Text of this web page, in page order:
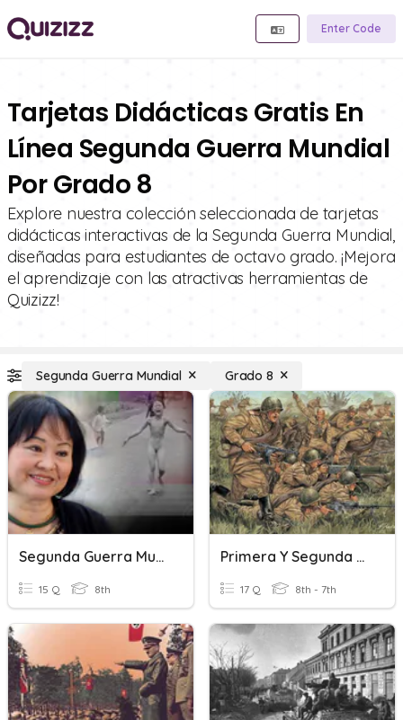
Enter Code
Tarjetas Didácticas Gratis En
Línea Segunda Guerra Mundial
Por Grado 8
Explore nuestra colección seleccionada de tarjetas
didácticas interactivas de la Segunda Guerra Mundial,
diseñadas para estudiantes de octavo grado. ¡Mejora
el aprendizaje con las atractivas herramientas de
Quizizz!
Segunda Guerra Mundial Grado 8
Segunda Guerra Mundial
15 Q 8th
Primera Y Segunda Guerra Mundial
17 Q 8th - 7th